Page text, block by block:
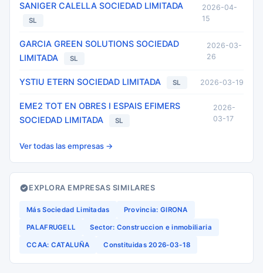
SANIGER CALELLA SOCIEDAD LIMITADA
SL
2026-04-
15
GARCIA GREEN SOLUTIONS SOCIEDAD
LIMITADA
SL
2026-03-
26
YSTIU ETERN SOCIEDAD LIMITADA SL 2026-03-19
EME2 TOT EN OBRES I ESPAIS EFIMERS
SOCIEDAD LIMITADA
SL
2026-
03-17
Ver todas las empresas →
EXPLORA EMPRESAS SIMILARES
Más Sociedad Limitadas Provincia: GIRONA
PALAFRUGELL Sector: Construccion e inmobiliaria
CCAA: CATALUÑA Constituidas 2026-03-18